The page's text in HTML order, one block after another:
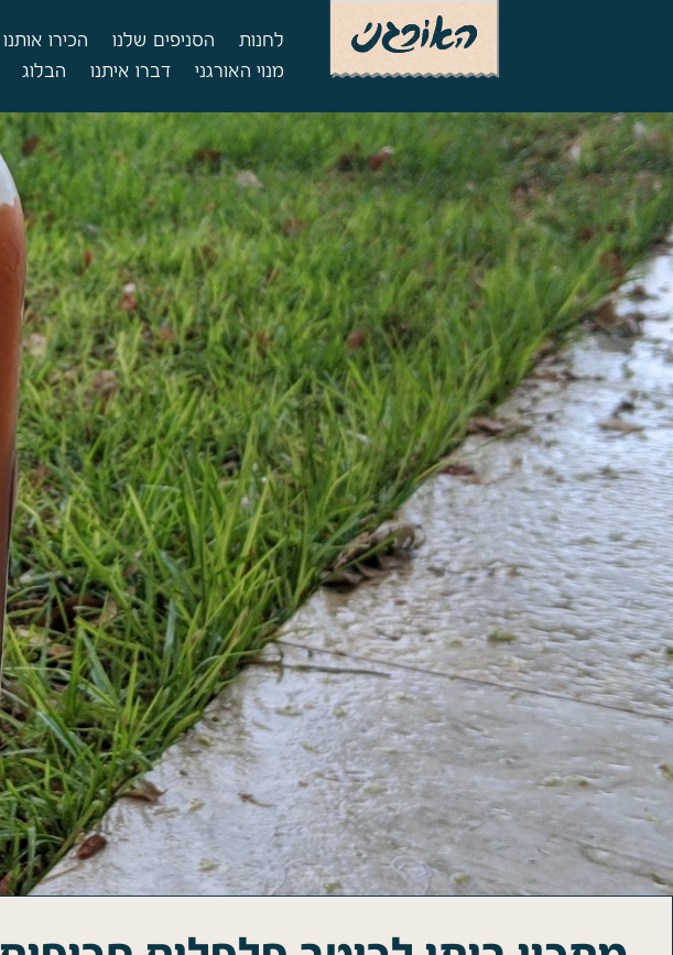
לחנות הסניפים שלנו הכירו אותנו
מנוי האורגני
דברו איתנו הבלוג